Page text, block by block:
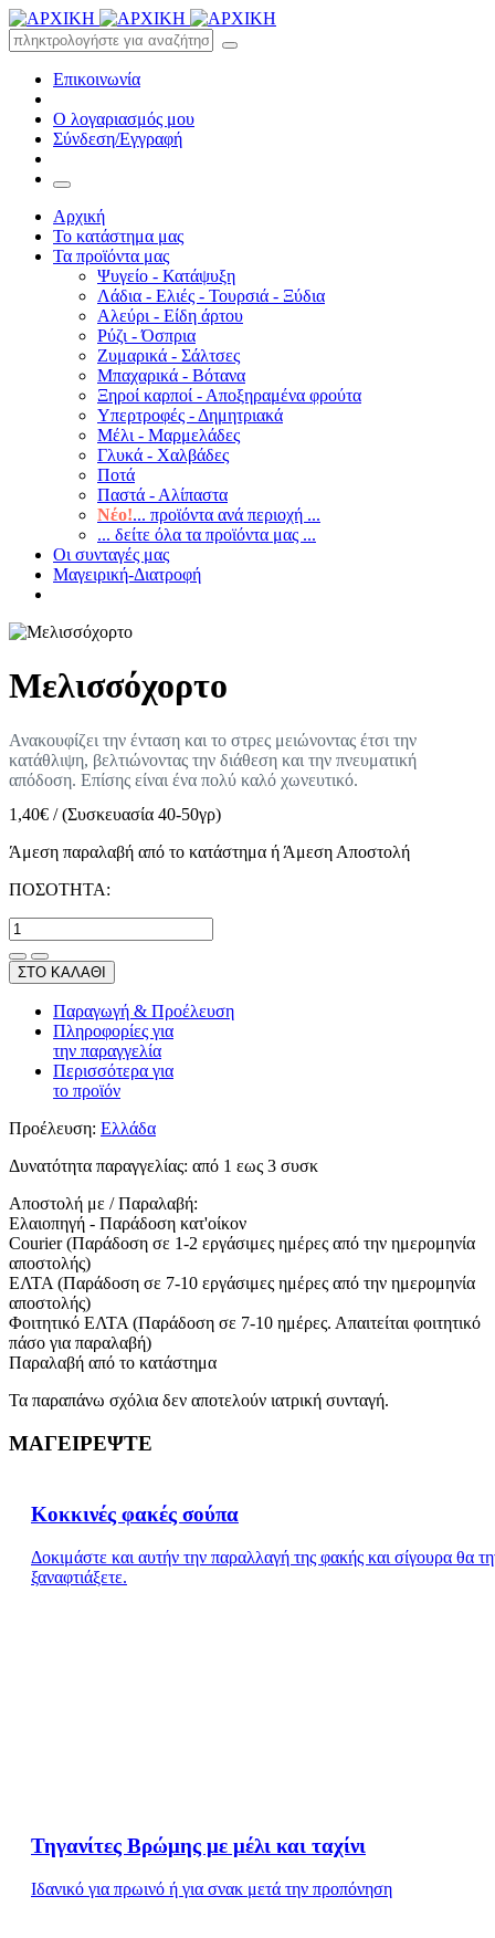
Επικοινωνία
Ο λογαριασμός μου
Σύνδεση/Εγγραφή
Αρχική
Το κατάστημα μας
Τα προϊόντα μας
Ψυγείο - Κατάψυξη
Λάδια - Ελιές - Τουρσιά - Ξύδια
Αλεύρι - Είδη άρτου
Ρύζι - Όσπρια
Ζυμαρικά - Σάλτσες
Μπαχαρικά - Βότανα
Ξηροί καρποί - Αποξηραμένα φρούτα
Υπερτροφές - Δημητριακά
Μέλι - Μαρμελάδες
Γλυκά - Χαλβάδες
Ποτά
Παστά - Αλίπαστα
Νέο!... προϊόντα ανά περιοχή ...
... δείτε όλα τα προϊόντα μας ...
Οι συνταγές μας
Μαγειρική-Διατροφή
Μελισσόχορτο
Ανακουφίζει την ένταση και το στρες μειώνοντας έτσι την
κατάθλιψη, βελτιώνοντας την διάθεση και την πνευματική
απόδοση. Επίσης είναι ένα πολύ καλό χωνευτικό.
1,40€ /(Συσκευασία 40-50γρ)
Άμεση παραλαβή από το κατάστημα ή Άμεση Αποστολή
ΠΟΣΟΤΗΤΑ:
ΣΤΟ ΚΑΛΑΘΙ
Παραγωγή & Προέλευση
Πληροφορίες για
την παραγγελία
Περισσότερα για
το προϊόν
Προέλευση: Ελλάδα
Δυνατότητα παραγγελίας: από 1 εως 3 συσκ
Αποστολή με / Παραλαβή:
Ελαιοπηγή - Παράδοση κατ'οίκον
Courier (Παράδοση σε 1-2 εργάσιμες ημέρες από την ημερομηνία
αποστολής)
ΕΛΤΑ (Παράδοση σε 7-10 εργάσιμες ημέρες από την ημερομηνία
αποστολής)
Φοιτητικό ΕΛΤΑ (Παράδοση σε 7-10 ημέρες. Απαιτείται φοιτητικό
πάσο για παραλαβή)
Παραλαβή από το κατάστημα
Τα παραπάνω σχόλια δεν αποτελούν ιατρική συνταγή.
ΜΑΓΕΙΡΕΨΤΕ
Κοκκινές φακές σούπα
Δοκιμάστε και αυτήν την παραλλαγή της φακής και σίγουρα θα
ξαναφτιάξετε.
Τηγανίτες Βρώμης με μέλι και ταχίνι
Ιδανικό για πρωινό ή για σνακ μετά την προπόνηση